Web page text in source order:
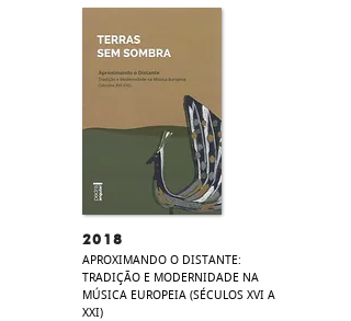
2018
APROXIMANDO O DISTANTE:
TRADIÇÃO E MODERNIDADE NA
MÚSICA EUROPEIA (SÉCULOS XVI A
XXI)